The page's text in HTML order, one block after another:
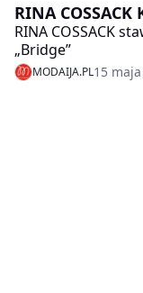
RINA
RINA COSSACK
„Bridge”
MODAIJA.PL15